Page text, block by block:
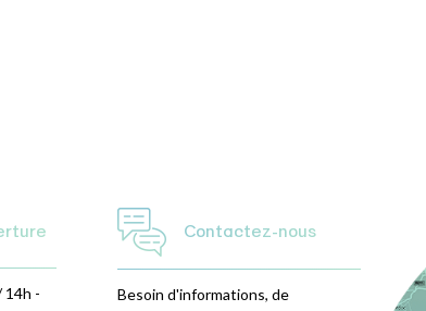
14h -
Contactez-nous
Besoin d'informations, de